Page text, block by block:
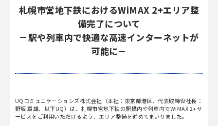
札幌市営地下鉄におけるWiMAX 2+エリア整
備完了について
－駅や列車内で快適な高速インターネットが
可能に－
UQコミュニケーションズ株式会社（本社：東京都港区、代表取締役社長：
野坂 章雄、以下UQ）は、札幌市営地下鉄の駅構内や列車内でWiMAX 2+サ
ービスをご利用いただけるよう、エリア整備を進めてまいりました。